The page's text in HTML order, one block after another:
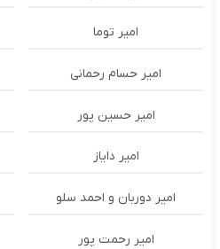
امیر توما
امیر حسام رحمانی
امیر حسین پور
امیر دایاز
امیر دوربان و احمد سلو
امیر رحمت پور